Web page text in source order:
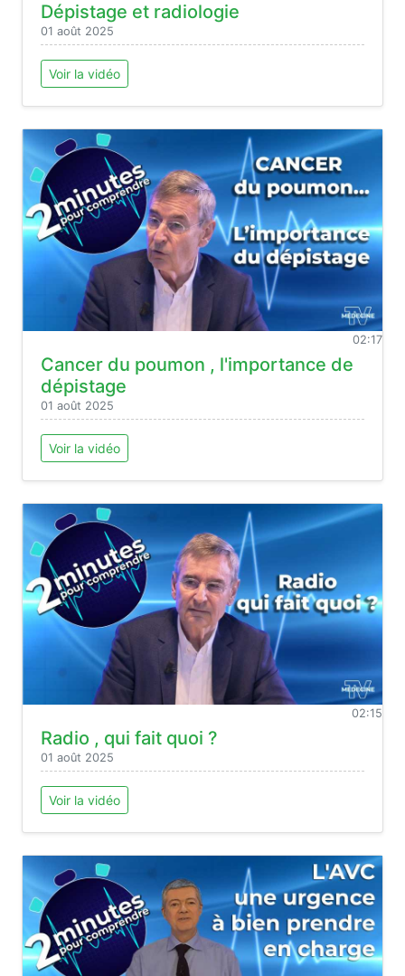
Dépistage et radiologie
01 août 2025
Voir la vidéo
02:17
Cancer du poumon , l'importance de
dépistage
01 août 2025
Voir la vidéo
02:15
Radio , qui fait quoi ?
01 août 2025
Voir la vidéo